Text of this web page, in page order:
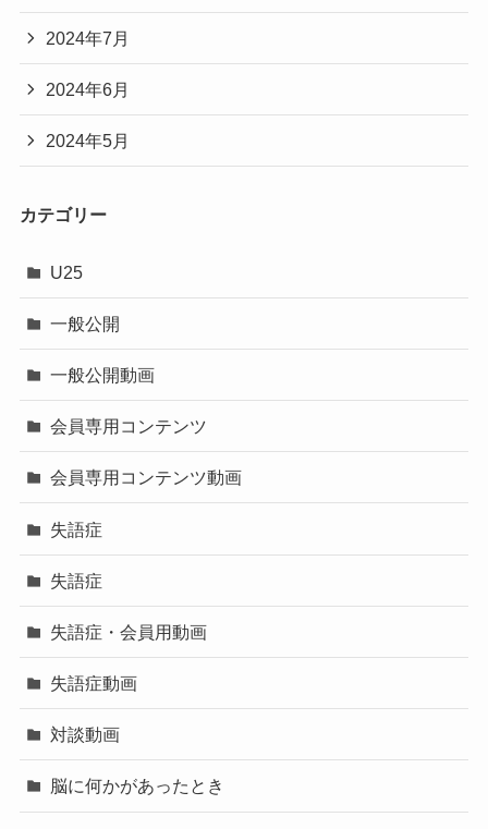
2024年7月
2024年6月
2024年5月
カテゴリー
U25
一般公開
一般公開動画
会員専用コンテンツ
会員専用コンテンツ動画
失語症
失語症
失語症・会員用動画
失語症動画
対談動画
脳に何かがあったとき